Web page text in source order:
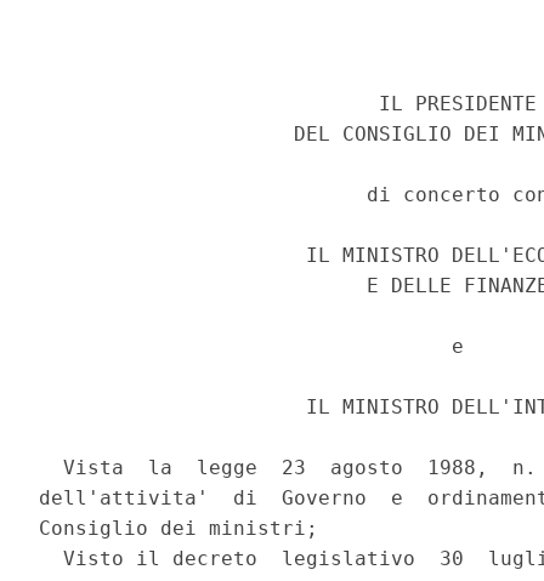
IL
DEL CONSIGLIO DEI
di concerto
IL MINISTRO
E DELLE
                                  e
IL MINISTRO
Vista  la  legge  23  agosto  1988,
dell'attivita'  di  Governo  e
Consiglio dei ministri;
Visto il decreto  legislativo  30